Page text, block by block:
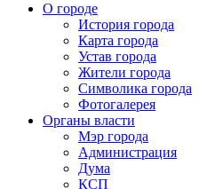
О городе
История города
Карта города
Устав города
Жители города
Символика города
Фотогалерея
Органы власти
Мэр города
Администрация
Дума
КСП